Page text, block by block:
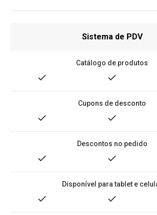
Sistema de PDV
Catálogo de produtos
Cupons de desconto
Descontos no pedido
Disponível para tablet e